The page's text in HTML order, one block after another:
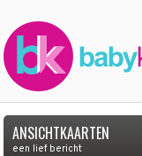
ANSICHTKAARTEN
een lief bericht